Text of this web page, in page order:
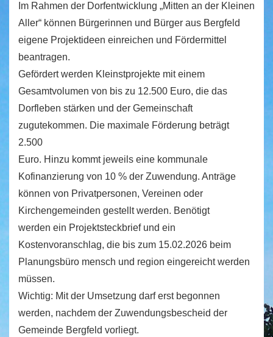
Im Rahmen der Dorfentwicklung „Mitten an der Kleinen
Aller“ können Bürgerinnen und Bürger aus Bergfeld
eigene Projektideen einreichen und Fördermittel
beantragen.
Gefördert werden Kleinstprojekte mit einem
Gesamtvolumen von bis zu 12.500 Euro, die das
Dorfleben stärken und der Gemeinschaft
zugutekommen. Die maximale Förderung beträgt
2.500
Euro. Hinzu kommt jeweils eine kommunale
Kofinanzierung von 10 % der Zuwendung. Anträge
können von Privatpersonen, Vereinen oder
Kirchengemeinden gestellt werden. Benötigt
werden ein Projektsteckbrief und ein
Kostenvoranschlag, die bis zum 15.02.2026 beim
Planungsbüro mensch und region eingereicht werden
müssen.
Wichtig: Mit der Umsetzung darf erst begonnen
werden, nachdem der Zuwendungsbescheid der
Gemeinde Bergfeld vorliegt.